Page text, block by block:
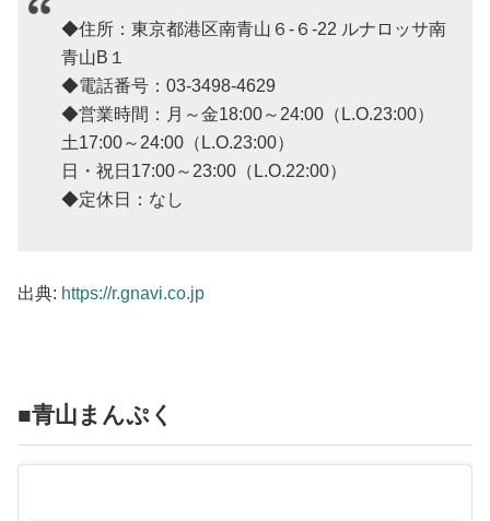
◆住所：東京都港区南青山６-６-22 ルナロッサ南
青山B１
◆電話番号：03-3498-4629
◆営業時間：月～金18:00～24:00（L.O.23:00）
土17:00～24:00（L.O.23:00）
日・祝日17:00～23:00（L.O.22:00）
◆定休日：なし
出典: https://r.gnavi.co.jp
■青山まんぷく